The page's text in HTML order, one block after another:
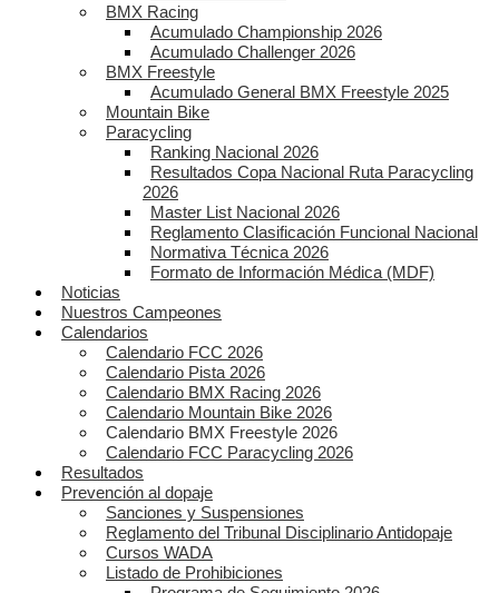
BMX Racing
Acumulado Championship 2026
Acumulado Challenger 2026
BMX Freestyle
Acumulado General BMX Freestyle 2025
Mountain Bike
Paracycling
Ranking Nacional 2026
Resultados Copa Nacional Ruta Paracycling
2026
Master List Nacional 2026
Reglamento Clasificación Funcional Nacional
Normativa Técnica 2026
Formato de Información Médica (MDF)
Noticias
Nuestros Campeones
Calendarios
Calendario FCC 2026
Calendario Pista 2026
Calendario BMX Racing 2026
Calendario Mountain Bike 2026
Calendario BMX Freestyle 2026
Calendario FCC Paracycling 2026
Resultados
Prevención al dopaje
Sanciones y Suspensiones
Reglamento del Tribunal Disciplinario Antidopaje
Cursos WADA
Listado de Prohibiciones